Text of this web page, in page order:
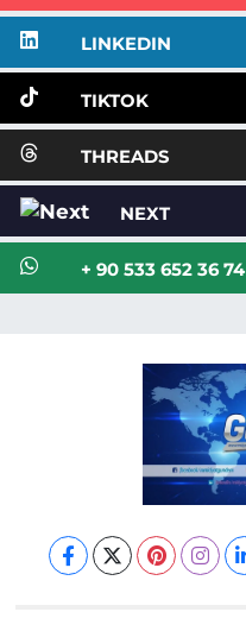
LINKEDIN
TIKTOK
THREADS
NEXT
+ 90 533 652 36 74